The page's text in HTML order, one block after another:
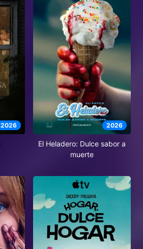
2026 2026
El Heladero: Dulce sabor a
muerte